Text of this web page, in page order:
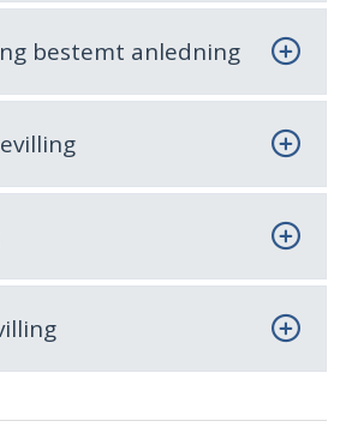
bestemt anledning